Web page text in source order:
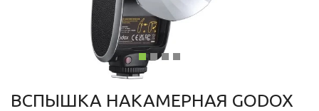
ВСПЫШКА НАКАМЕРНАЯ GODOX